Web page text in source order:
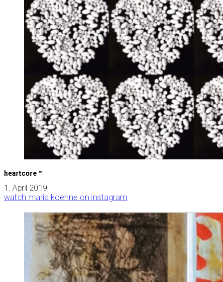
heartcore ™
1. April 2019
watch maria koehne on instagram